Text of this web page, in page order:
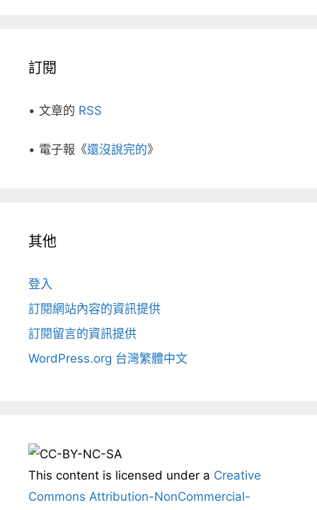
訂閱
• 文章的 RSS
• 電子報《還沒說完的》
其他
登入
訂閱網站內容的資訊提供
訂閱留言的資訊提供
WordPress.org 台灣繁體中文
This content is licensed under a Creative
Commons Attribution-NonCommercial-